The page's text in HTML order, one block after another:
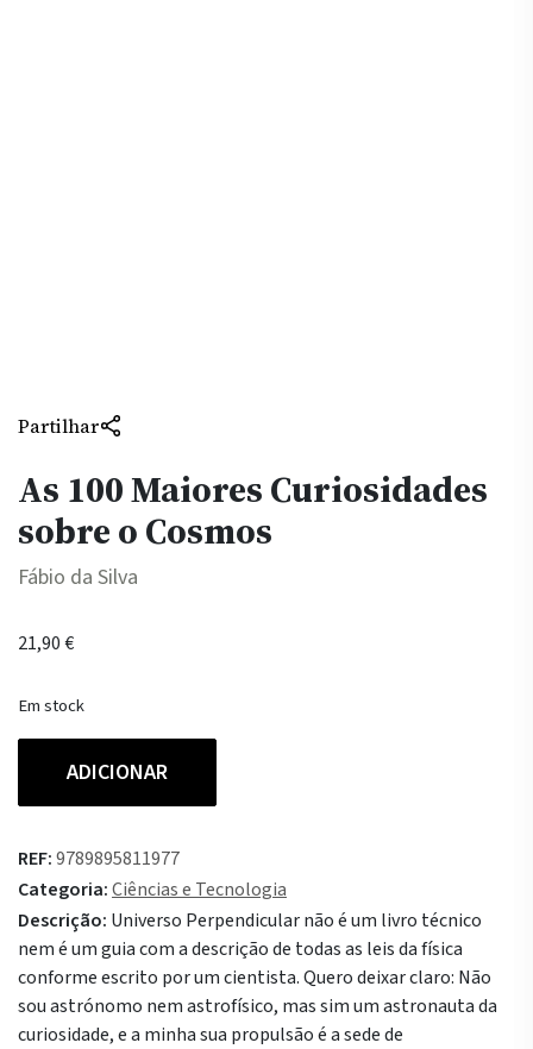
Partilhar
As 100 Maiores Curiosidades
sobre o Cosmos
Fábio da Silva
21,90€
Em stock
As
Maiores
Curiosidades
sobre
o
Cosmos
ADICIONAR
REF:9789895811977
Categoria:Ciências e Tecnologia
Descrição: Universo Perpendicular não é um livro técnico
nem é um guia com a descrição de todas as leis da física
conforme escrito por um cientista. Quero deixar claro: Não
sou astrónomo nem astrofísico, mas sim um astronauta da
curiosidade, e a minha sua propulsão é a sede de